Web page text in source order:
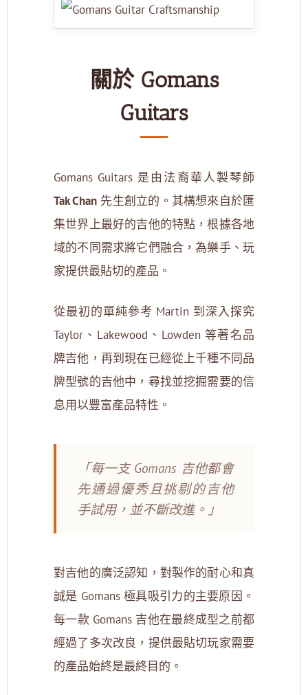
關於 Gomans
Guitars
Gomans Guitars 是由法裔華人製琴師
Tak Chan 先生創立的。其構想來自於匯
集世界上最好的吉他的特點，根據各地
域的不同需求將它們融合，為樂手、玩
家提供最貼切的產品。
從最初的單純參考 Martin 到深入探究
Taylor、Lakewood、Lowden 等著名品
牌吉他，再到現在已經從上千種不同品
牌型號的吉他中，尋找並挖掘需要的信
息用以豐富產品特性。
「每一支 Gomans 吉他都會
先通過優秀且挑剔的吉他
手試用，並不斷改進。」
對吉他的廣泛認知，對製作的耐心和真
誠是 Gomans 極具吸引力的主要原因。
每一款 Gomans 吉他在最終成型之前都
經過了多次改良，提供最貼切玩家需要
的產品始終是最終目的。